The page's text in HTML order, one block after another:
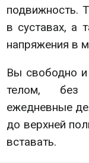
подвижность.
в суставах, а
напряжения в
Вы свободно
телом, без
ежедневные
до верхней
вставать.